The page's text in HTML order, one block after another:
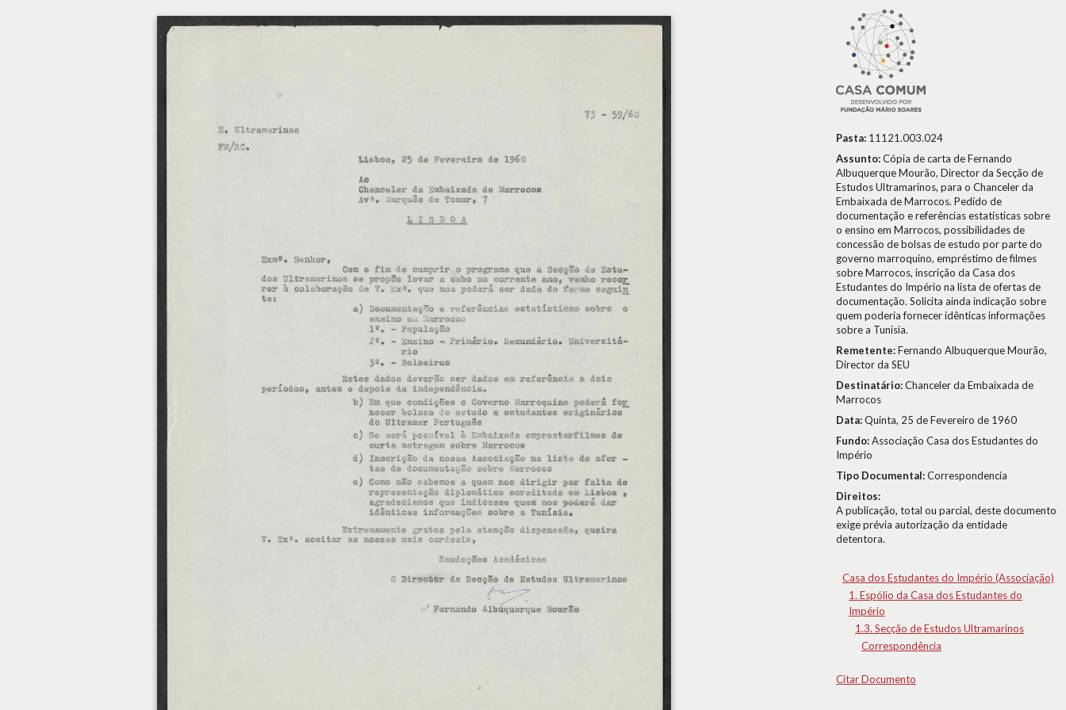
Pasta: 11121.003.024
Assunto:Cópia de carta de Fernando
Albuquerque Mourão, Director da Secção de
Estudos Ultramarinos, para o Chanceler da
Embaixada de Marrocos. Pedido de
documentação e referências estatísticas sobre
o ensino em Marrocos, possibilidades de
concessão de bolsas de estudo por parte do
governo marroquino, empréstimo de filmes
sobre Marrocos, inscrição da Casa dos
Estudantes do Império na lista de ofertas de
documentação. Solicita ainda indicação sobre
quem poderia fornecer idênticas informações
sobre a Tunísia.
Remetente:Fernando Albuquerque Mourão,
Director da SEU
Destinatário:Chanceler da Embaixada de
Marrocos
Data:Quinta, 25 de Fevereiro de 1960
Fundo:Associação Casa dos Estudantes do
Império
Tipo Documental:Correspondencia
Direitos:
A publicação, total ou parcial, deste documento
exige prévia autorização da entidade
detentora.
Casa dos Estudantes do Império (Associação)
1. Espólio da Casa dos Estudantes do
Império
1.3. Secção de Estudos Ultramarinos
Correspondência
Citar Documento